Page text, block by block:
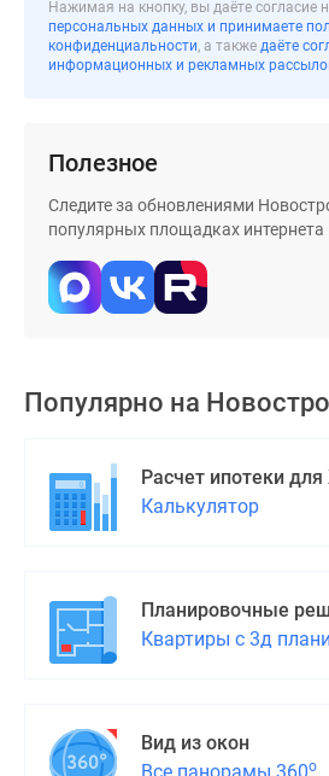
скидками
Субсидированная
застройщиком
Rutube
Поиск
Москве
Программа
Москве
Новостройки
Новостройки
бизнес-
Траншевая
ипотека
Нажимая на кнопку, вы даёте согласие
персональных данных и принимаете
конфиденциальности, а также даёте
информационных и рекламных
Полезное
Следите за обновлениями
популярных площадках интернета
Популярно на
Расчет ипотеки
Калькулятор
Планировочные
Квартиры с 3д
Вид из окон
о